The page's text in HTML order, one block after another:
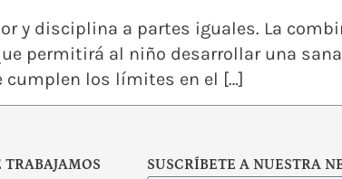
y disciplina a partes iguales. La
permitirá al niño desarrollar una
cumplen los límites en el […]
TRABAJAMOS SUSCRÍBETE A NUESTRA